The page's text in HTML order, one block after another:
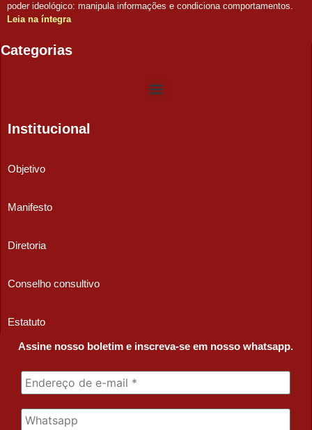
poder ideológico: manipula informações e condiciona comportamentos.
Leia na íntegra
Categorias
Institucional
Objetivo
Manifesto
Diretoria
Conselho consultivo
Estatuto
Assine nosso boletim e inscreva-se em nosso whatsapp.